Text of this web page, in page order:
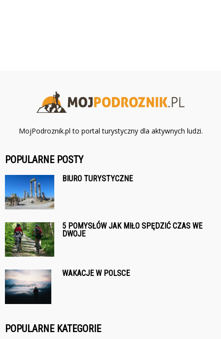
MojPodroznik.pl to portal turystyczny dla aktywnych ludzi.
POPULARNE POSTY
BIURO TURYSTYCZNE
5 POMYSŁÓW JAK MIŁO SPĘDZIĆ CZAS WE
DWOJE
WAKACJE W POLSCE
POPULARNE KATEGORIE